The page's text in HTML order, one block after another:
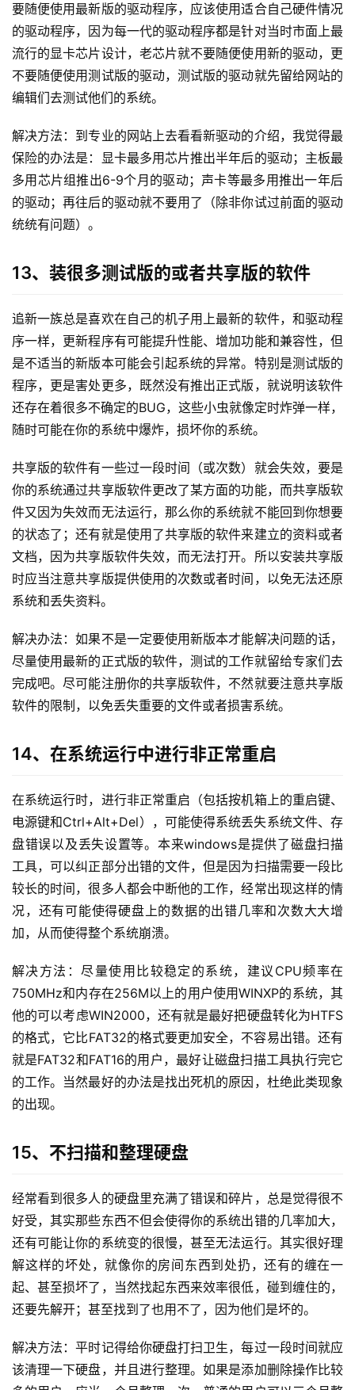
要随便使用最新版的驱动程序，应该使用适合自己硬件情况
的驱动程序，因为每一代的驱动程序都是针对当时市面上最
流行的显卡芯片设计，老芯片就不要随便使用新的驱动，更
不要随便使用测试版的驱动，测试版的驱动就先留给网站的
编辑们去测试他们的系统。
解决方法：到专业的网站上去看看新驱动的介绍，我觉得最
保险的办法是：显卡最多用芯片推出半年后的驱动；主板最
多用芯片组推出6-9个月的驱动；声卡等最多用推出一年后
的驱动；再往后的驱动就不要用了（除非你试过前面的驱动
统统有问题）。
13、装很多测试版的或者共享版的软件
追新一族总是喜欢在自己的机子用上最新的软件，和驱动程
序一样，更新程序有可能提升性能、增加功能和兼容性，但
是不适当的新版本可能会引起系统的异常。特别是测试版的
程序，更是害处更多，既然没有推出正式版，就说明该软件
还存在着很多不确定的BUG，这些小虫就像定时炸弹一样，
随时可能在你的系统中爆炸，损坏你的系统。
共享版的软件有一些过一段时间（或次数）就会失效，要是
你的系统通过共享版软件更改了某方面的功能，而共享版软
件又因为失效而无法运行，那么你的系统就不能回到你想要
的状态了；还有就是使用了共享版的软件来建立的资料或者
文档，因为共享版软件失效，而无法打开。所以安装共享版
时应当注意共享版提供使用的次数或者时间，以免无法还原
系统和丢失资料。
解决办法：如果不是一定要使用新版本才能解决问题的话，
尽量使用最新的正式版的软件，测试的工作就留给专家们去
完成吧。尽可能注册你的共享版软件，不然就要注意共享版
软件的限制，以免丢失重要的文件或者损害系统。
14、在系统运行中进行非正常重启
在系统运行时，进行非正常重启（包括按机箱上的重启键、
电源键和Ctrl+Alt+Del），可能使得系统丢失系统文件、存
盘错误以及丢失设置等。本来windows是提供了磁盘扫描
工具，可以纠正部分出错的文件，但是因为扫描需要一段比
较长的时间，很多人都会中断他的工作，经常出现这样的情
况，还有可能使得硬盘上的数据的出错几率和次数大大增
加，从而使得整个系统崩溃。
解决方法：尽量使用比较稳定的系统，建议CPU频率在
750MHz和内存在256M以上的用户使用WINXP的系统，其
他的可以考虑WIN2000，还有就是最好把硬盘转化为HTFS
的格式，它比FAT32的格式要更加安全，不容易出错。还有
就是FAT32和FAT16的用户，最好让磁盘扫描工具执行完它
的工作。当然最好的办法是找出死机的原因，杜绝此类现象
的出现。
15、不扫描和整理硬盘
经常看到很多人的硬盘里充满了错误和碎片，总是觉得很不
好受，其实那些东西不但会使得你的系统出错的几率加大，
还有可能让你的系统变的很慢，甚至无法运行。其实很好理
解这样的坏处，就像你的房间东西到处扔，还有的缠在一
起、甚至损坏了，当然找起东西来效率很低，碰到缠住的，
还要先解开；甚至找到了也用不了，因为他们是坏的。
解决方法：平时记得给你硬盘打扫卫生，每过一段时间就应
该清理一下硬盘，并且进行整理。如果是添加删除操作比较